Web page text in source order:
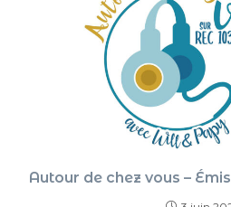
Autour de chez vous –